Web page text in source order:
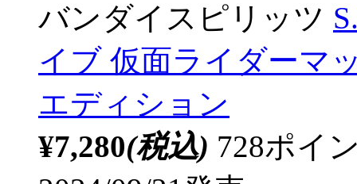
バンダイスピリッツ
イブ 仮面ライダーマ
エディション
¥7,280(税込) 728ポイ